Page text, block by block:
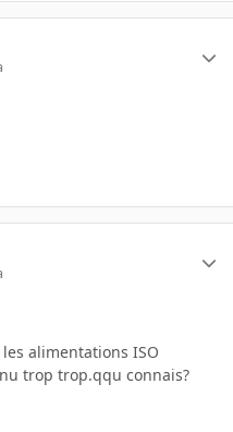
alimentations ISO
trop trop.qqu connais?